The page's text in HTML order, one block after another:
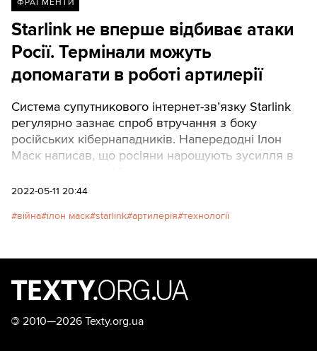
ФРАГМЕНТИ
Starlink не вперше відбиває атаки
Росії. Термінали можуть
допомагати в роботі артилерії
Система супутникового інтернет-зв’язку Starlink
регулярно зазнає спроб втручання з боку
російських кібернападників. Напередодні Ілон
Маск написав, що росіяни нарощують зусилля в
причин може бути використання терміналів
завдань, наприклад, наведення артилерії.
2022-05-11 20:44
війна ілон маск starlink артилерія технології
© 2010—2026 Texty.org.ua